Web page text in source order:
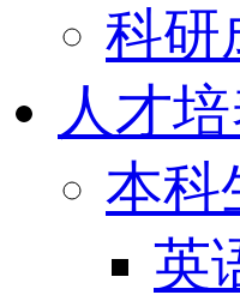
科研
人才
本科
英